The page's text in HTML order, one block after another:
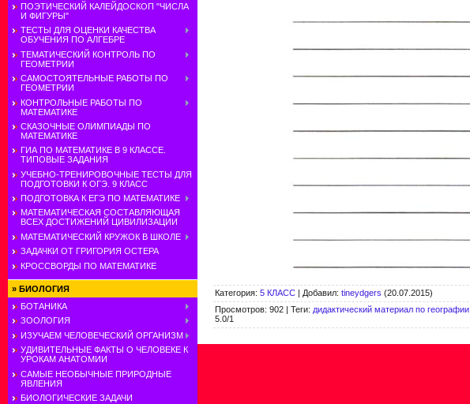
ПОЭТИЧЕСКИЙ КАЛЕЙДОСКОП "ЧИСЛА
И ФИГУРЫ"
ТЕСТЫ ДЛЯ ОЦЕНКИ КАЧЕСТВА
ОБУЧЕНИЯ ПО АЛГЕБРЕ
ТЕМАТИЧЕСКИЙ КОНТРОЛЬ ПО
ГЕОМЕТРИИ
САМОСТОЯТЕЛЬНЫЕ РАБОТЫ ПО
ГЕОМЕТРИИ
КОНТРОЛЬНЫЕ РАБОТЫ ПО
МАТЕМАТИКЕ
СКАЗОЧНЫЕ ОЛИМПИАДЫ ПО
МАТЕМАТИКЕ
ГИА ПО МАТЕМАТИКЕ В 9 КЛАССЕ.
ТИПОВЫЕ ЗАДАНИЯ
УЧЕБНО-ТРЕНИРОВОЧНЫЕ ТЕСТЫ ДЛЯ
ПОДГОТОВКИ К ОГЭ. 9 КЛАСС
ПОДГОТОВКА К ЕГЭ ПО МАТЕМАТИКЕ
МАТЕМАТИЧЕСКАЯ СОСТАВЛЯЮЩАЯ
ВСЕХ ДОСТИЖЕНИЙ ЦИВИЛИЗАЦИИ
МАТЕМАТИЧЕСКИЙ КРУЖОК В ШКОЛЕ
ЗАДАЧКИ ОТ ГРИГОРИЯ ОСТЕРА
КРОССВОРДЫ ПО МАТЕМАТИКЕ
» БИОЛОГИЯ
БОТАНИКА
ЗООЛОГИЯ
ИЗУЧАЕМ ЧЕЛОВЕЧЕСКИЙ ОРГАНИЗМ
УДИВИТЕЛЬНЫЕ ФАКТЫ О ЧЕЛОВЕКЕ К
УРОКАМ АНАТОМИИ
САМЫЕ НЕОБЫЧНЫЕ ПРИРОДНЫЕ
ЯВЛЕНИЯ
БИОЛОГИЧЕСКИЕ ЗАДАЧИ
Категория: 5 КЛАСС | Добавил: tineydgers (20.07.2015)
Просмотров: 902 | Теги: дидактический материал по географии
5.0/1